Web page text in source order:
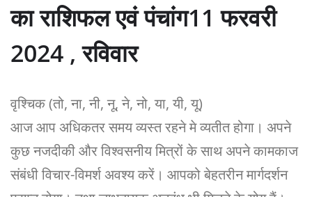
का राशिफल एवं पंचांग11 फरवरी
2024 , रविवार
वृश्चिक (तो, ना, नी, नू, ने, नो, या, यी, यू)
आज आप अधिकतर समय व्यस्त रहने मे व्यतीत होगा। अपने
कुछ नजदीकी और विश्वसनीय मित्रों के साथ अपने कामकाज
संबंधी विचार-विमर्श अवश्य करें। आपको बेहतरीन मार्गदर्शन